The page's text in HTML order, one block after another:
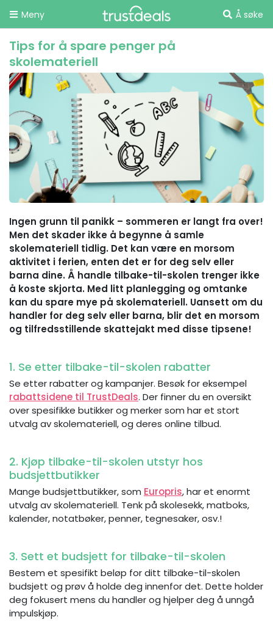
Meny Å søke
Tips for å spare penger på
skolemateriell
Ingen grunn til panikk – sommeren er langt fra over!
Men det skader ikke å begynne å samle
skolemateriell tidlig. Det kan være en morsom
aktivitet i ferien, enten det er for deg selv eller
barna dine. Å handle tilbake-til-skolen trenger ikke
å koste skjorta. Med litt planlegging og omtanke
kan du spare mye på skolemateriell. Uansett om du
handler for deg selv eller barna, blir det en morsom
og tilfredsstillende skattejakt med disse tipsene!
1. Se etter tilbake-til-skolen rabatter
Se etter rabatter og kampanjer. Besøk for eksempel
rabattsidene til TrustDeals. Der finner du en oversikt
over spesifikke butikker og merker som har et stort
utvalg av skolemateriell, og deres online tilbud.
2. Kjøp tilbake-til-skolen utstyr hos
budsjettbutikker
Mange budsjettbutikker, som Europris, har et enormt
utvalg av skolemateriell. Tenk på skolesekk, matboks,
kalender, notatbøker, penner, tegnesaker, osv.!
3. Sett et budsjett for tilbake-til-skolen
Bestem et spesifikt beløp for ditt tilbake-til-skolen
budsjett og prøv å holde deg innenfor det. Dette holder
deg fokusert mens du handler og hjelper deg å unngå
impulskjøp.